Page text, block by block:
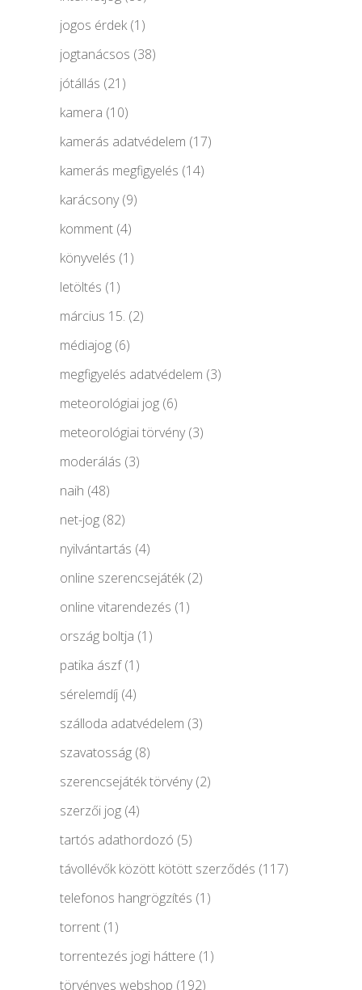
jogos érdek(1)
jogtanácsos (38)
jótállás (21)
kamera (10)
kamerás adatvédelem (17)
kamerás megfigyelés (14)
karácsony(9)
komment (4)
könyvelés (1)
letöltés (1)
március 15. (2)
médiajog (6)
megfigyelés adatvédelem (3)
meteorológiai jog (6)
meteorológiai törvény(3)
moderálás (3)
naih (48)
net-jog (82)
nyilvántartás (4)
online szerencsejáték(2)
online vitarendezés (1)
ország boltja (1)
patika ászf(1)
sérelemdíj (4)
szálloda adatvédelem (3)
szavatosság (8)
szerencsejáték törvény(2)
szerzői jog (4)
tartós adathordozó (5)
távollévők között kötött szerződés (117)
telefonos hangrögzítés (1)
torrent (1)
torrentezés jogi háttere (1)
törvényes webshop (192)